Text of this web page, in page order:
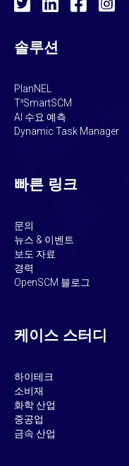
솔루션
PlanNEL
T³SmartSCM
AI 수요 예측
Dynamic Task Manager
빠른 링크
문의
뉴스 & 이벤트
보도 자료
경력
OpenSCM 블로그
케이스 스터디
하이테크
소비재
화학 산업
중공업
금속 산업